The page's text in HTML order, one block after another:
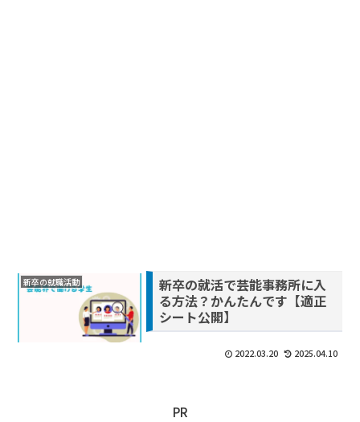
新卒の就職活動
新卒の就活で芸能事務所に入
る方法？かんたんです【適正
シート公開】
2022.03.20 2025.04.10
PR